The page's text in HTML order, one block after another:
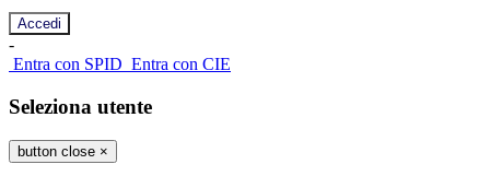
-
Entra con SPID Entra con CIE
Seleziona utente
button close ×